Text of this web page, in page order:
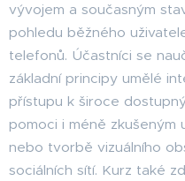
vývojem a současným
pohledu běžného
telefonů. Účastníci se
základní principy umělé
přístupu k široce
pomoci i méně zkušeným
nebo tvorbě vizuálního
sociálních sítí. Kurz také